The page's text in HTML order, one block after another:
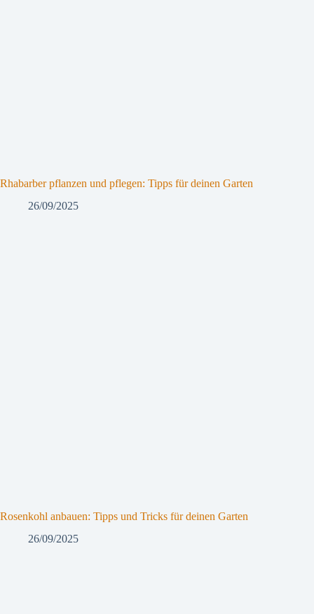
Rhabarber pflanzen und pflegen: Tipps für deinen Garten
26/09/2025
Rosenkohl anbauen: Tipps und Tricks für deinen Garten
26/09/2025